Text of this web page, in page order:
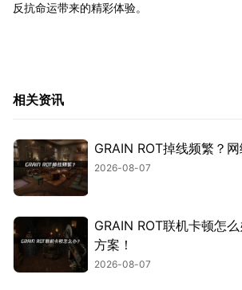
反抗命运带来的精彩体验。
相关资讯
GRAIN ROT掉线频繁？
2026-08-07
GRAIN ROT联机卡顿怎
方案！
2026-08-07